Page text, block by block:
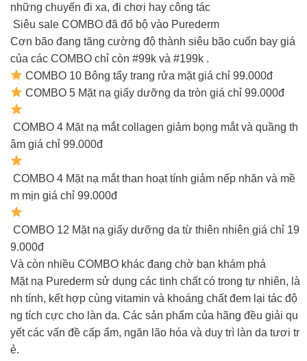
những chuyến đi xa, đi chơi hay công tác
️ Siêu sale COMBO đã đổ bộ vào Purederm
Cơn bão đang tăng cường độ thành siêu bão cuốn bay giá
của các COMBO chỉ còn #99k và #199k .
COMBO 10 Bông tẩy trang rửa mặt giá chỉ 99.000đ
COMBO 5 Mặt nạ giấy dưỡng da tròn giá chỉ 99.000đ
COMBO 4 Mặt nạ mắt collagen giảm bọng mắt và quầng th
âm giá chỉ 99.000đ
COMBO 4 Mặt nạ mắt than hoạt tính giảm nếp nhăn và mề
m mịn giá chỉ 99.000đ
COMBO 12 Mặt nạ giấy dưỡng da từ thiên nhiên giá chỉ 19
9.000đ
Và còn nhiều COMBO khác đang chờ bạn khám phá
Mặt nạ Purederm sử dụng các tinh chất có trong tự nhiên, là
nh tính, kết hợp cùng vitamin và khoáng chất đem lại tác độ
ng tích cực cho làn da. Các sản phẩm của hãng đều giải qu
yết các vấn đề cấp ẩm, ngăn lão hóa và duy trì làn da tươi tr
ẻ.